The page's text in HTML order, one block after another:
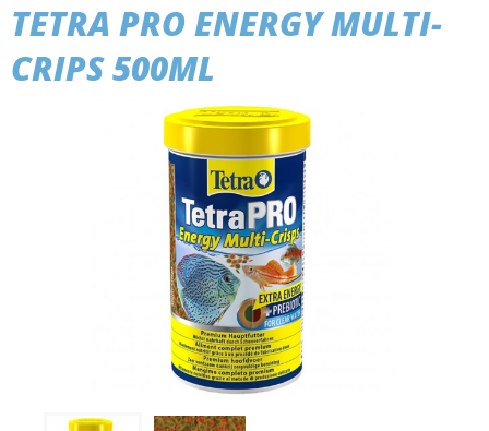
TETRA PRO ENERGY MULTI-
CRIPS 500ML